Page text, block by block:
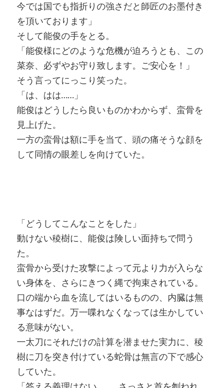
今では国でも指折りの強さだと師匠のお墨付き
を頂いております」
そして能俊の手をとる。
「能俊様にどのような危機が迫ろうとも、この
菜奈、必ずやお守り致します。ご安心を！」
そう言ってにっこり笑った。
「は、はは……」
能俊はどうしたら良いものかわからず、蛮骨を
見上げた。
一方の蛮骨は額に手を当て、頭の痛そうな顔を
して同情の眼差しを向けていた。
「どうしてこんなことをした」
動けない稜樹に、能俊は険しい面持ちで問う
た。
蛮骨から受けた攻撃によって元より力が入らな
い身体を、さらにきつく縄で拘束されている。
口の端から血を流してはいるものの、内臓は無
事なはずだ。万一喋れなくなっては生かしてい
る意味がない。
一太刀にそれだけの計算を潜ませた実力に、稜
樹に刀を突き付けている蛇骨は無言の下で感心
していた。
「答える義理はない……。さっさと首を刎ねれ